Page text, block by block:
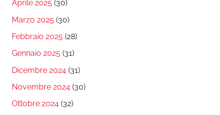
Aprile 2025 (30)
Marzo 2025 (30)
Febbraio 2025 (28)
Gennaio 2025 (31)
Dicembre 2024 (31)
Novembre 2024 (30)
Ottobre 2024 (32)